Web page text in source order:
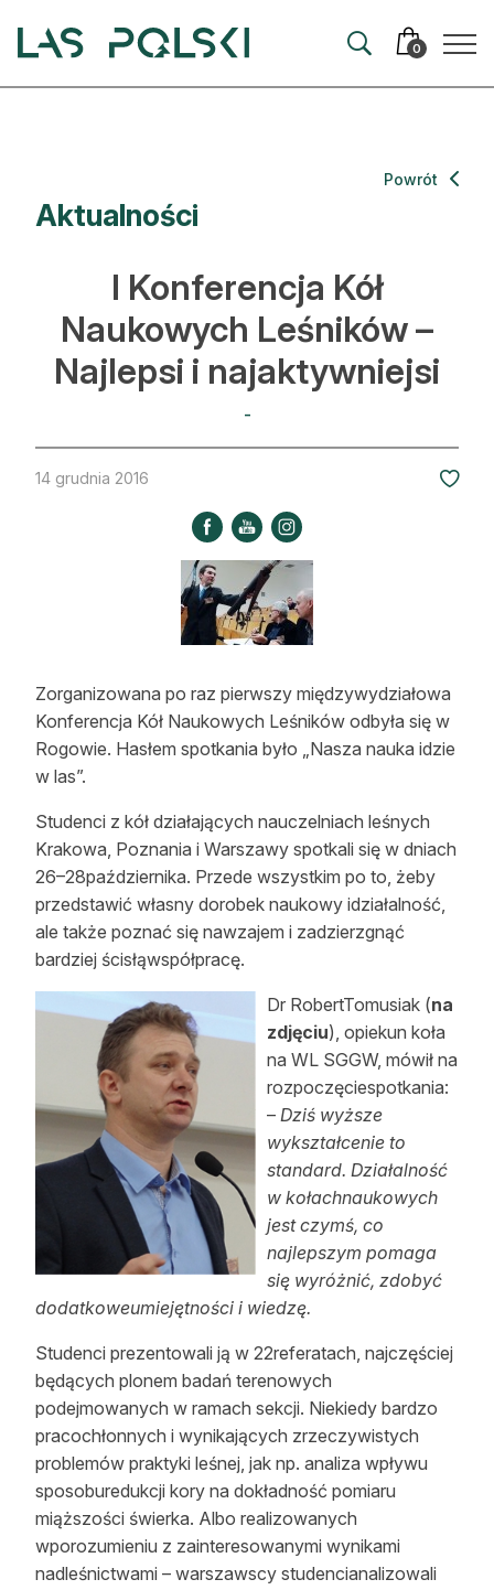
0
Artykuły
Hodowla lasu
Ochrona lasu
Nowe technologie
Kultura i historia
Strefa eksperta
Z zagranicy
Edukacja
O nas
100 lat „Lasu Polskiego”
Prenumerata
Reklama
Zostań autorem
Archiwum
Kontakt
Aktualności
Powrót
I Konferencja Kół
Naukowych Leśników –
Najlepsi i najaktywniejsi
-
14 grudnia 2016
Zorganizowana po raz pierwszy międzywydziałowa
Konferencja Kół Naukowych Leśników odbyła się w
Rogowie. Hasłem spotkania było „Nasza nauka idzie
w las”.
Studenci z kół działających nauczelniach leśnych
Krakowa, Poznania i Warszawy spotkali się w dniach
26–28października. Przede wszystkim po to, żeby
przedstawić własny dorobek naukowy idziałalność,
ale także poznać się nawzajem i zadzierzgnąć
bardziej ścisłąwspółpracę.
Dr RobertTomusiak (na
zdjęciu), opiekun koła
na WL SGGW, mówił na
rozpoczęciespotkania:
– Dziś wyższe
wykształcenie to
standard. Działalność
w kołachnaukowych
jest czymś, co
najlepszym pomaga
się wyróżnić, zdobyć
dodatkoweumiejętności i wiedzę.
Studenci prezentowali ją w 22referatach, najczęściej
będących plonem badań terenowych
podejmowanych w ramach sekcji. Niekiedy bardzo
pracochłonnych i wynikających zrzeczywistych
problemów praktyki leśnej, jak np. analiza wpływu
sposoburedukcji kory na dokładność pomiaru
miąższości świerka. Albo realizowanych
wporozumieniu z zainteresowanymi wynikami
nadleśnictwami – warszawscy studencianalizowali